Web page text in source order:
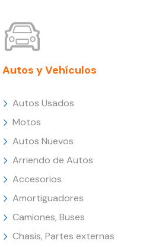
Autos y Vehículos
Autos Usados
Motos
Autos Nuevos
Arriendo de Autos
Accesorios
Amortiguadores
Camiones, Buses
Chasis, Partes externas